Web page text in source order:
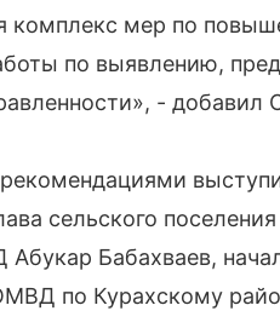
комплекс мер по
по выявлению,
- добавил
сельского
Бабахваев,
по Курахскому